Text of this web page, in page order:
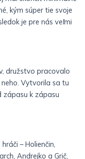
kým súper tie svoje
je pre nás veľmi
družstvo pracovalo
Vytvorila sa tu
zápasu k zápasu
– Holienčin,
Andrejko a Grič,